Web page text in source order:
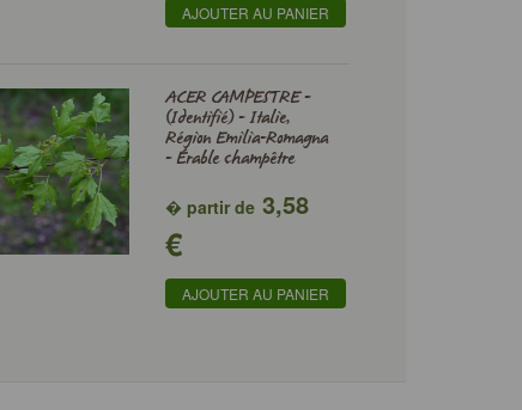
AJOUTER AU PANIER
ACER CAMPESTRE -
(Identifié) - Italie,
Région Emilia-Romagna
- Érable champêtre
� partir de3,58
€
AJOUTER AU PANIER